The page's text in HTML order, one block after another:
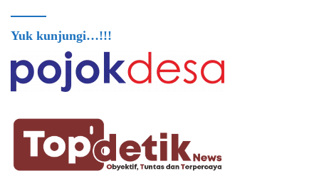
Yuk kunjungi…!!!